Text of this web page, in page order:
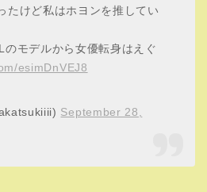
たけど私はホヨンを推してい
モデルから女優転身はえぐ
esimDnVEJ8
September 28,